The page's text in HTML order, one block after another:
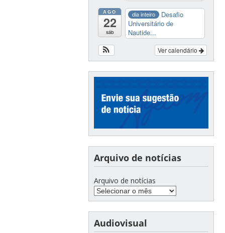
AGO
22
sáb
dia inteiro
Desafio
Universitário de
Nautide...
Ver calendário
Arquivo de notícias
Arquivo de notícias
Audiovisual